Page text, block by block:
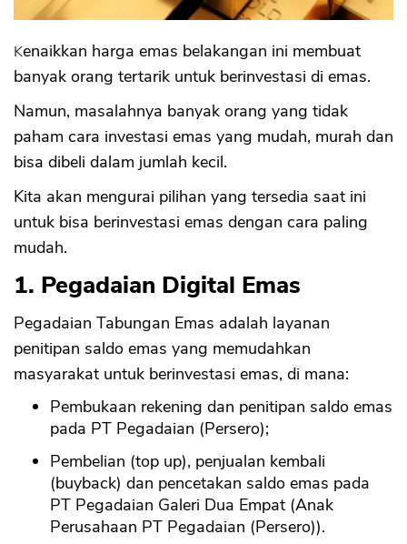
Kenaikkan harga emas belakangan ini membuat
banyak orang tertarik untuk berinvestasi di emas.
Namun, masalahnya banyak orang yang tidak
paham cara investasi emas yang mudah, murah dan
bisa dibeli dalam jumlah kecil.
Kita akan mengurai pilihan yang tersedia saat ini
untuk bisa berinvestasi emas dengan cara paling
mudah.
1. Pegadaian Digital Emas
Pegadaian Tabungan Emas adalah layanan
penitipan saldo emas yang memudahkan
masyarakat untuk berinvestasi emas, di mana:
Pembukaan rekening dan penitipan saldo emas
pada PT Pegadaian (Persero);
Pembelian (top up), penjualan kembali
(buyback) dan pencetakan saldo emas pada
PT Pegadaian Galeri Dua Empat (Anak
Perusahaan PT Pegadaian (Persero)).